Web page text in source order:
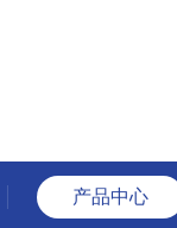
产品中心